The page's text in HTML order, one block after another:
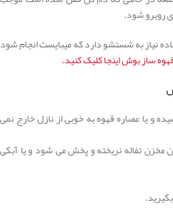
روبرو شود.
نیاز به شستشو دارد که میبایست انجام شود
ساز بوش اینجا کلیک کنید.
و یا عصاره قهوه به خوبی از نازل خارج نمی
تفاله نریخته و پخش می شود و یا آبکی